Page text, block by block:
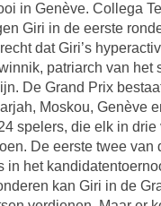
in Genève. Collega
Giri in de eerste
dat Giri’s
patriarch van het
De Grand Prix
Moskou, Genève
spelers, die elk in drie
De eerste twee van
in het
kan Giri in de